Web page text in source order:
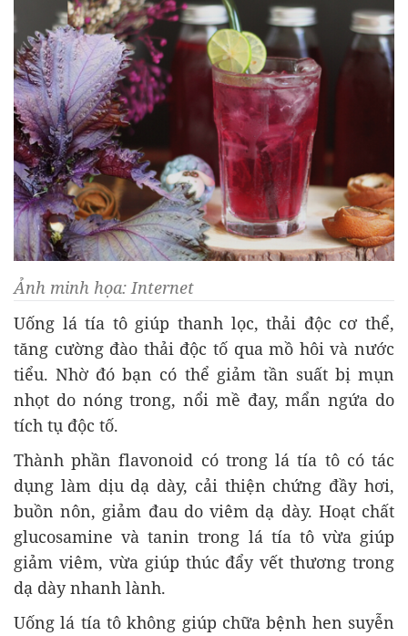
Ảnh minh họa: Internet
Uống lá tía tô giúp thanh lọc, thải độc cơ thể,
tăng cường đào thải độc tố qua mồ hôi và nước
tiểu. Nhờ đó bạn có thể giảm tần suất bị mụn
nhọt do nóng trong, nổi mề đay, mẩn ngứa do
tích tụ độc tố.
Thành phần flavonoid có trong lá tía tô có tác
dụng làm dịu dạ dày, cải thiện chứng đầy hơi,
buồn nôn, giảm đau do viêm dạ dày. Hoạt chất
glucosamine và tanin trong lá tía tô vừa giúp
giảm viêm, vừa giúp thúc đẩy vết thương trong
dạ dày nhanh lành.
Uống lá tía tô không giúp chữa bệnh hen suyễn